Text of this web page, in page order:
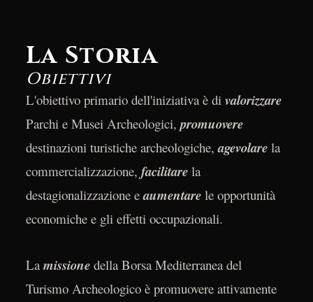
La Storia
Obiettivi
L'obiettivo primario dell'iniziativa è divalorizzare
Parchi e Musei Archeologici,promuovere
destinazioni turistiche archeologiche,agevolarela
commercializzazione, facilitarela
destagionalizzazione eaumentarele opportunità
economiche e gli effetti occupazionali.
La missione della Borsa Mediterranea del
Turismo Archeologico è promuovere attivamente